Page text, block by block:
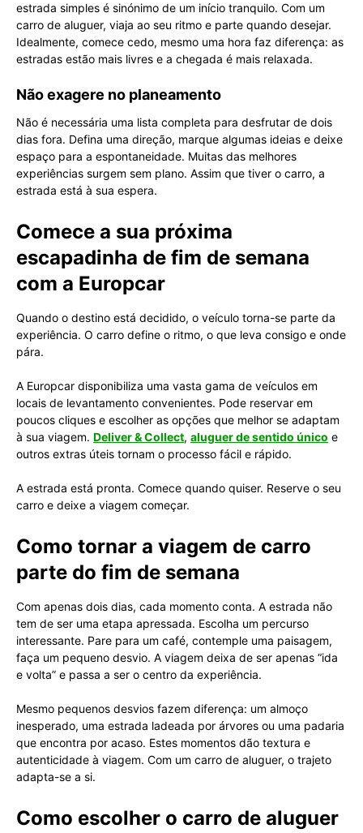
estrada simples é sinónimo de um início tranquilo. Com um
carro de aluguer, viaja ao seu ritmo e parte quando desejar.
Idealmente, comece cedo, mesmo uma hora faz diferença: as
estradas estão mais livres e a chegada é mais relaxada.
Não exagere no planeamento
Não é necessária uma lista completa para desfrutar de dois
dias fora. Defina uma direção, marque algumas ideias e deixe
espaço para a espontaneidade. Muitas das melhores
experiências surgem sem plano. Assim que tiver o carro, a
estrada está à sua espera.
Comece a sua próxima
escapadinha de fim de semana
com a Europcar
Quando o destino está decidido, o veículo torna-se parte da
experiência. O carro define o ritmo, o que leva consigo e onde
pára.
A Europcar disponibiliza uma vasta gama de veículos em
locais de levantamento convenientes. Pode reservar em
poucos cliques e escolher as opções que melhor se adaptam
à sua viagem. Deliver & Collect, aluguer de sentido único e
outros extras úteis tornam o processo fácil e rápido.
A estrada está pronta. Comece quando quiser. Reserve o seu
carro e deixe a viagem começar.
Como tornar a viagem de carro
parte do fim de semana
Com apenas dois dias, cada momento conta. A estrada não
tem de ser uma etapa apressada. Escolha um percurso
interessante. Pare para um café, contemple uma paisagem,
faça um pequeno desvio. A viagem deixa de ser apenas “ida
e volta” e passa a ser o centro da experiência.
Mesmo pequenos desvios fazem diferença: um almoço
inesperado, uma estrada ladeada por árvores ou uma padaria
que encontra por acaso. Estes momentos dão textura e
autenticidade à viagem. Com um carro de aluguer, o trajeto
adapta-se a si.
Como escolher o carro de aluguer